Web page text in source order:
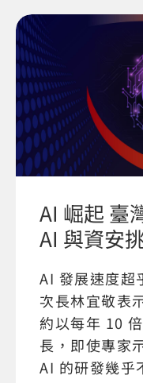
AI 崛起 臺
AI 與資安
AI 發展速度超
次長林宜敬表
約以每年 10
長，即使專家
AI 的研發幾乎